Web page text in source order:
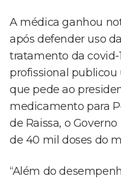
A médica ganhou
após defender uso
tratamento da covid-
profissional
que pede ao
medicamento para
de Raissa, o
de 40 mil doses do
“Além do